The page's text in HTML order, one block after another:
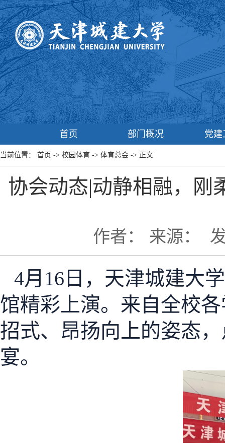
首页 部门概况 党建
当前位置： 首页 -> 校园体育 -> 体育总会 -> 正文
协会动态|动静相融，刚
作者： 来源：
4月16日，天津城建大
馆精彩上演。来自全校
招式、昂扬向上的姿态
宴。